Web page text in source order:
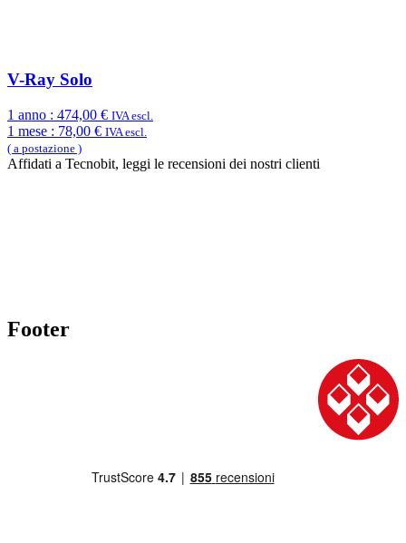
V-Ray Solo
1 anno : 474,00 € IVA escl.
1 mese : 78,00 € IVA escl.
( a postazione )
Affidati a Tecnobit, leggi le recensioni dei nostri clienti
Footer